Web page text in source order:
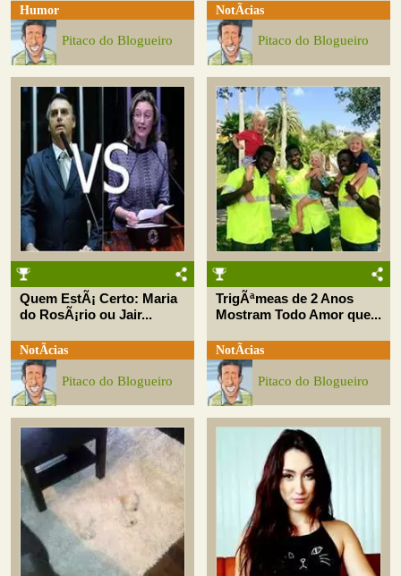
Humor
Pitaco do Blogueiro
NotÃ­cias
Pitaco do Blogueiro
Quem EstÃ¡ Certo: Maria
do RosÃ¡rio ou Jair...
NotÃ­cias
Pitaco do Blogueiro
TrigÃªmeas de 2 Anos
Mostram Todo Amor que...
NotÃ­cias
Pitaco do Blogueiro